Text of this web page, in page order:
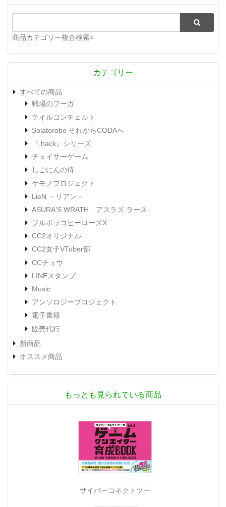
商品カテゴリー複合検索>
カテゴリー
すべての商品
戦場のフーガ
テイルコンチェルト
Solatorobo それからCODAへ
『.hack』シリーズ
チェイサーゲーム
しごにんの侍
ケモノプロジェクト
LieN －リアン－
ASURA'S WRATH アスラズ ラース
フルボッコヒーローズX
CC2オリジナル
CC2女子VTuber部
CCチュウ
LINEスタンプ
Music
アンソロジープロジェクト
電子書籍
販売代行
新商品
オススメ商品
もっとも見られている商品
サイバーコネクトツー